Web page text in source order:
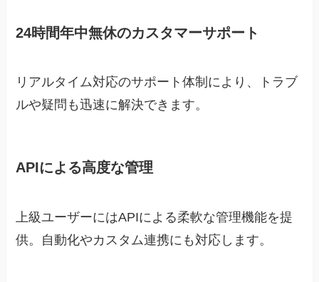
24時間年中無休のカスタマーサポート
リアルタイム対応のサポート体制により、トラブ
ルや疑問も迅速に解決できます。
APIによる高度な管理
上級ユーザーにはAPIによる柔軟な管理機能を提
供。自動化やカスタム連携にも対応します。